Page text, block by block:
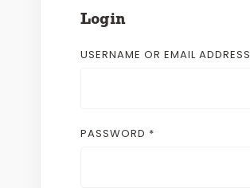
Login
USERNAME OR EMAIL ADDRESS
PASSWORD *